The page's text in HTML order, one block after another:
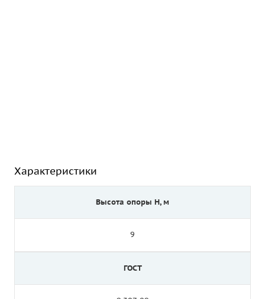
Характеристики
Высота опоры Н, м
9
ГОСТ